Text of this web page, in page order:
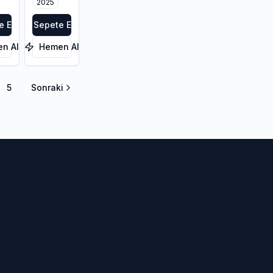
Ekle
Al
3PMSF
2025
Sepete Ekle
Hemen Al
5 Sonraki